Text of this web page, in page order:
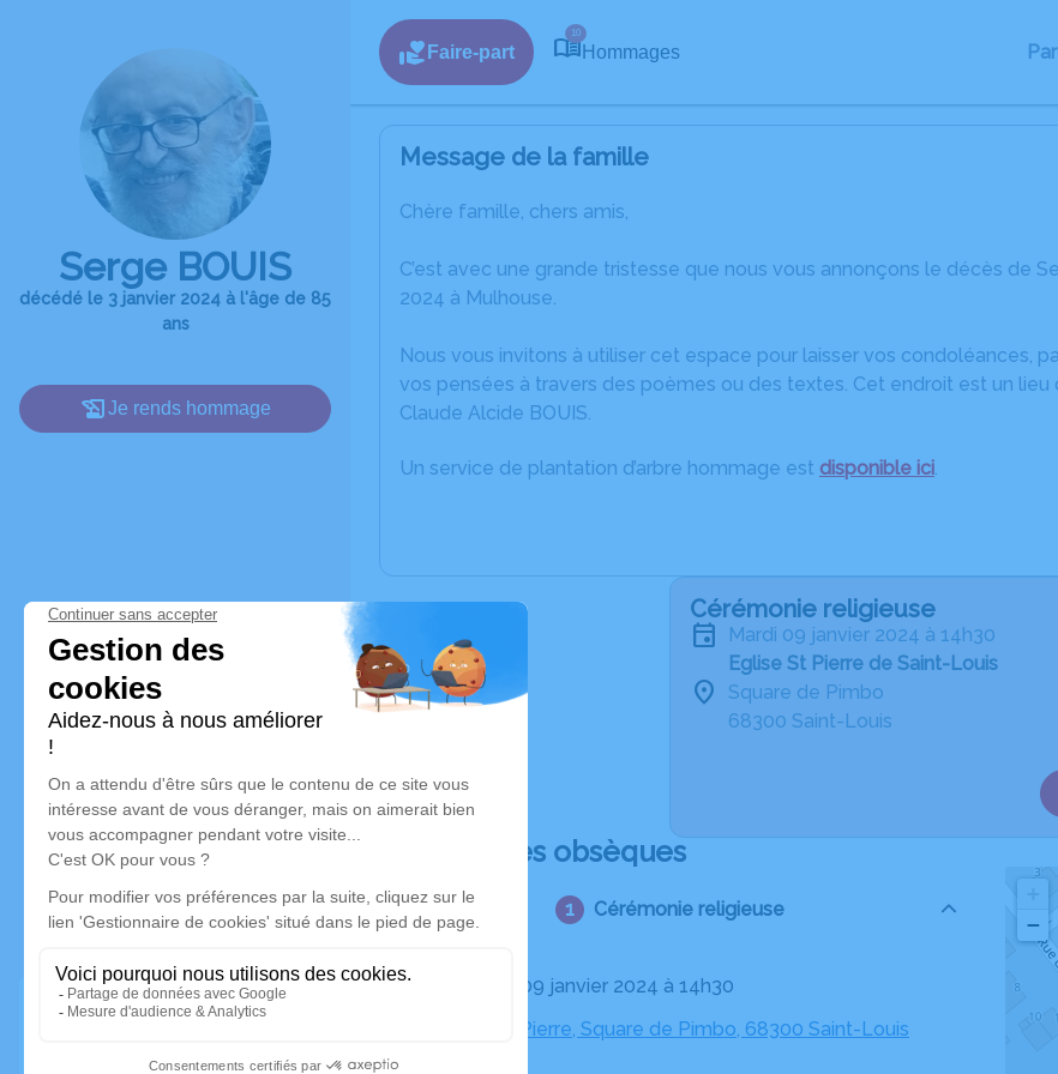
Serge BOUIS
décédé le 3 janvier 2024 à l'âge de 85
ans
Je rends hommage
Faire-part
10
Hommages
Message de la famille
Chère famille, chers amis,
C’est avec une grande tristesse que nous vous annonçons le décès de
2024 à Mulhouse.
Nous vous invitons à utiliser cet espace pour laisser vos condoléances,
vos pensées à travers des poèmes ou des textes. Cet endroit est un
Claude Alcide BOUIS.
Un service de plantation d’arbre hommage est disponible ici.
Cérémonie religieuse
mardi 09 janvier 2024 à 14h30
Eglise St Pierre de Saint-Louis
Square de Pimbo
68300 Saint-Louis
Déroulé des obsèques
Cérémonie religieuse
Le mardi 09 janvier 2024 à 14h30
Eglise St Pierre, Square de Pimbo, 68300 Saint-Louis
−